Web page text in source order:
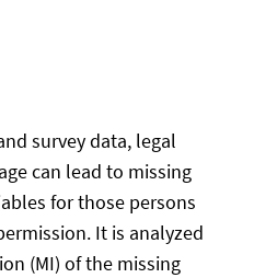
survey data, legal
can lead to missing
for those persons
It is analyzed
(MI) of the missing